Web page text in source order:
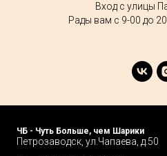
Вход с улицы
Рады вам с 9-00 до
ЧБ - Чуть Больше, чем Шарики
Петрозаводск, ул.Чапаева, д.50